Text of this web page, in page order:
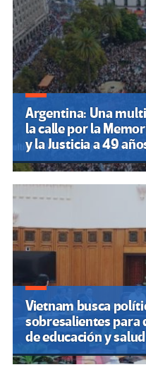
Argentina: Una
la calle por la
y la Justicia a 49
Vietnam busca
sobresalientes para
de educación y salud